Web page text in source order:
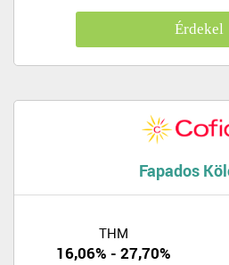
Érdekel
Fapados
THM
16,06% - 27,70%